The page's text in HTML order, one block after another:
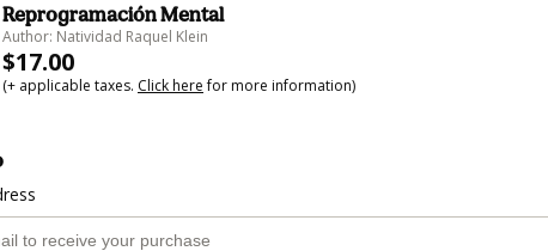
Reprogramación Mental
Author: Natividad Raquel Klein
$17.00
(+ applicable taxes. Click herefor more information)